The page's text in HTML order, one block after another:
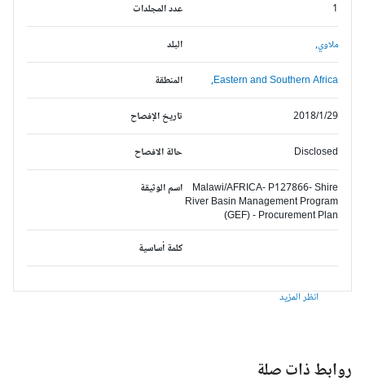
عدد المجلدات
البلد ملاوي,
المنطقة Eastern and Southern Africa,
تاريخ الإفصاح 2018/1/29
حالة الافصاح Disclosed
اسم الوثيقة Malawi/AFRICA- P127866- Shire
River Basin Management Program
(GEF) - Procurement Plan
كلمة أساسية
انظر المزيد
روابط ذات صلة